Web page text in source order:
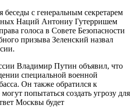
беседы с генеральным секретарем
Наций Антониу Гутерришем
голоса в Совете Безопасности
призыва Зеленский назвал
Владимир Путин объявил, что
специальной военной
Он также обратился к
попытаться создать угрозу для
Москвы будет